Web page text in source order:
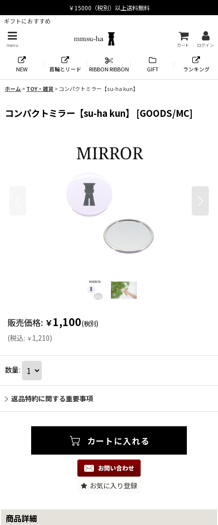
ギフトにおすすめ
menu カート ログイン
NEW 首輪とリード RIBBON RIBBON GIFT ランキング
ホーム> TOY・雑貨 > コンパクトミラー【su-ha kun】
コンパクトミラー【su-ha kun】 [GOODS/MC]
販売価格: ￥1,100(税別)
(税込: ￥1,210)
数量:
返品特約に関する重要事項
お気に入り登録
商品詳細